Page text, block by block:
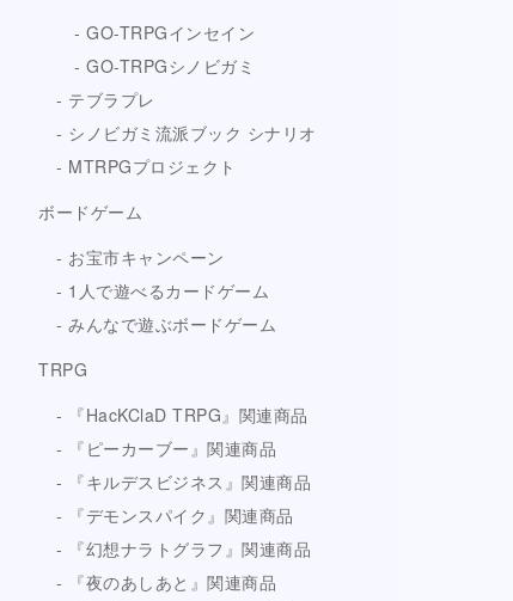
GO-TRPGインセイン
GO-TRPGシノビガミ
テブラプレ
シノビガミ流派ブック シナリオ
MTRPGプロジェクト
ボードゲーム
お宝市キャンペーン
1人で遊べるカードゲーム
みんなで遊ぶボードゲーム
TRPG
『HacKClaD TRPG』関連商品
『ピーカーブー』関連商品
『キルデスビジネス』関連商品
『デモンスパイク』関連商品
『幻想ナラトグラフ』関連商品
『夜のあしあと』関連商品